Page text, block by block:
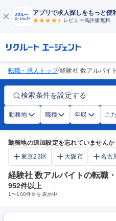
アプリで求人探しをもっと便
レビュー高評価無料
転職・求人トップ/経験社 数アルバイト
検索条件を設定する
勤務地 職種 年収 こ
勤務地の追加設定を忘れていませんか
東京23区
大阪市 名古
経験社 数アルバイトの転職
952件以上
1〜100件目を表示中